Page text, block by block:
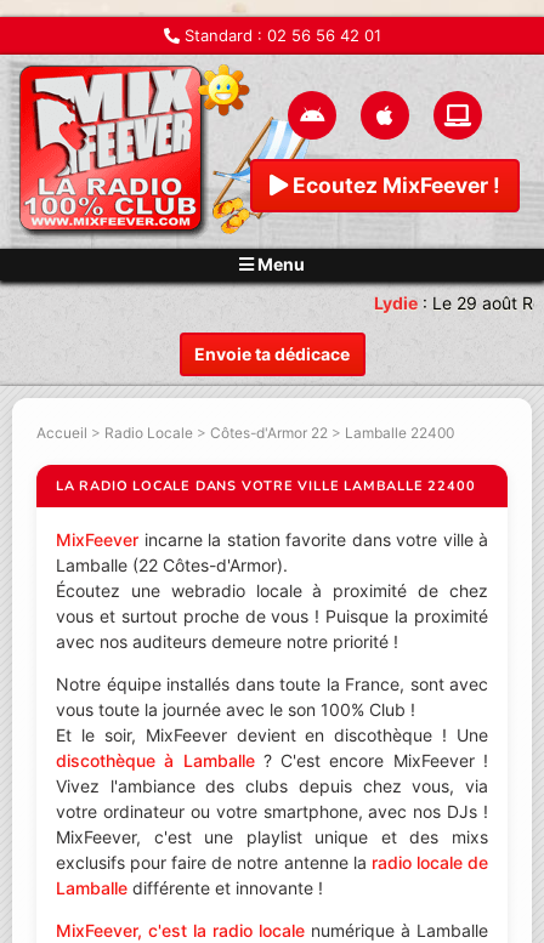
Standard : 02 56 56 42 01
Ecoutez MixFeever !
Menu
Envoie ta dédicace
Lydie:Le 29 août
Accueil > Radio Locale > Côtes-d'Armor 22 > Lamballe 22400
LA RADIO LOCALE DANS VOTRE VILLE LAMBALLE 22400
MixFeever incarne la station favorite dans votre ville à
Lamballe (22 Côtes-d'Armor).
Écoutez une webradio locale à proximité de chez
vous et surtout proche de vous ! Puisque la proximité
avec nos auditeurs demeure notre priorité !
Notre équipe installés dans toute la France, sont avec
vous toute la journée avec le son 100% Club !
Et le soir, MixFeever devient en discothèque ! Une
discothèque à Lamballe? C'est encore MixFeever !
Vivez l'ambiance des clubs depuis chez vous, via
votre ordinateur ou votre smartphone, avec nos DJs !
MixFeever, c'est une playlist unique et des mixs
exclusifs pour faire de notre antenne la radio locale de
Lamballe différente et innovante !
MixFeever, c'est la radio locale numérique à Lamballe